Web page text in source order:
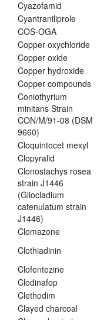
Cyazofamid
Cyantraniliprole
COS-OGA
Copper oxychloride
Copper oxide
Copper hydroxide
Copper compounds
Coniothyrium
minitans Strain
CON/M/91-08 (DSM
9660)
Cloquintocet mexyl
Clopyralid
Clonostachys rosea
strain J1446
(Gliocladium
catenulatum strain
J1446)
Clomazone
Clothiadinin
Clofentezine
Clodinafop
Clethodim
Clayed charcoal